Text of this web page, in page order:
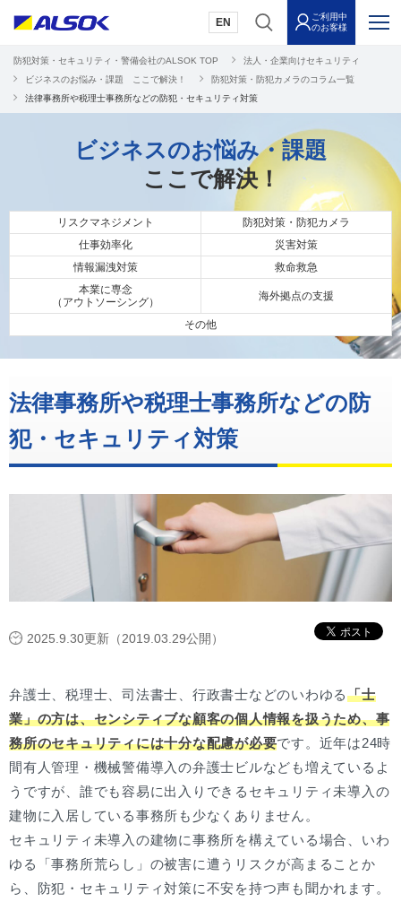
EN
ご利用中
のお客様
防犯対策・セキュリティ・警備会社のALSOK TOP
法人・企業向けセキュリティ
ビジネスのお悩み・課題 ここで解決！
防犯対策・防犯カメラのコラム一覧
法律事務所や税理士事務所などの防犯・セキュリティ対策
ビジネスのお悩み・課題
ここで解決！
リスクマネジメント
防犯対策・防犯カメラ
仕事効率化
災害対策
情報漏洩対策
救命救急
本業に専念
（アウトソーシング）
海外拠点の支援
その他
法律事務所や税理士事務所などの防
犯・セキュリティ対策
2025.9.30更新（2019.03.29公開）
弁護士、税理士、司法書士、行政書士などのいわゆる「士
業」の方は、センシティブな顧客の個人情報を扱うため、事
務所のセキュリティには十分な配慮が必要です。近年は24時
間有人管理・機械警備導入の弁護士ビルなども増えているよ
うですが、誰でも容易に出入りできるセキュリティ未導入の
建物に入居している事務所も少なくありません。
セキュリティ未導入の建物に事務所を構えている場合、いわ
ゆる「事務所荒らし」の被害に遭うリスクが高まることか
ら、防犯・セキュリティ対策に不安を持つ声も聞かれます。